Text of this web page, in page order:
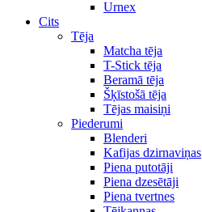
Urnex
Cits
Tēja
Matcha tēja
T-Stick tēja
Beramā tēja
Šķīstošā tēja
Tējas maisiņi
Piederumi
Blenderi
Kafijas dzirnaviņas
Piena putotāji
Piena dzesētāji
Piena tvertnes